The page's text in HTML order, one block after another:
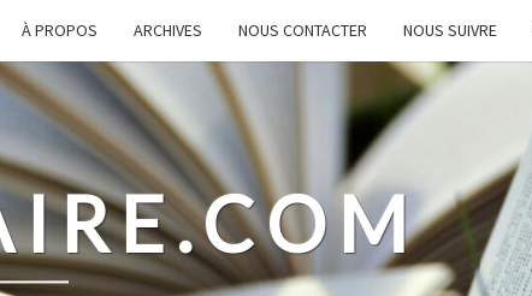
À PROPOS ARCHIVES NOUS CONTACTER NOUS SUIVRE